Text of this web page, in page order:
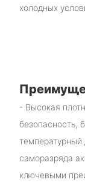
холодных
- Высокая
безопасность,
температурный
саморазряда
ключевыми